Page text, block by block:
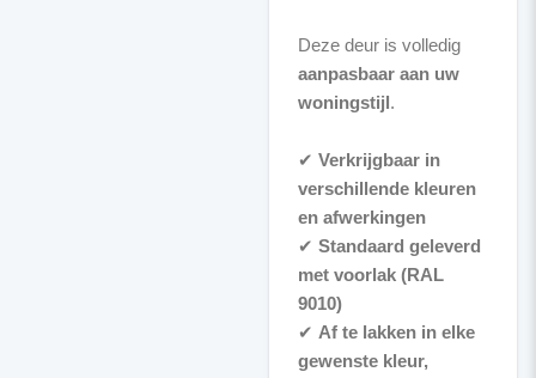
Deze deur is volledig
aanpasbaar aan uw
woningstijl.
✔ Verkrijgbaar in
verschillende kleuren
en afwerkingen
✔ Standaard geleverd
met voorlak (RAL
9010)
✔ Af te lakken in elke
gewenste kleur,